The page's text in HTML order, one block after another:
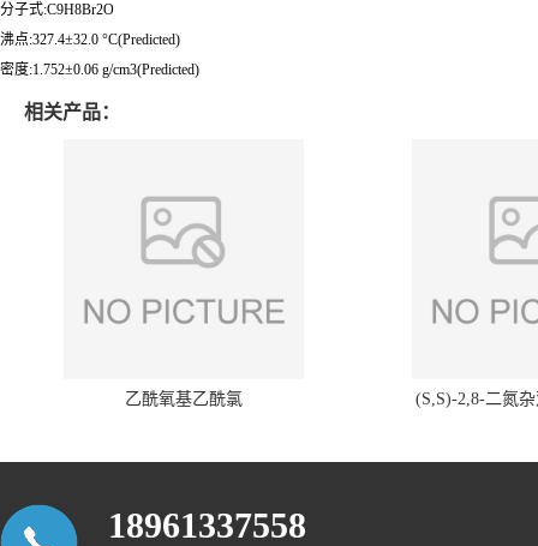
分子式:C9H8Br2O
沸点:327.4±32.0 °C(Predicted)
密度:1.752±0.06 g/cm3(Predicted)
相关产品：
乙酰氧基乙酰氯 (S,S)-2,8-二氮
18961337558